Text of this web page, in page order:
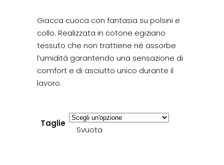
Giacca cuoca con fantasia su polsini e
collo. Realizzata in cotone egiziano
tessuto che non trattiene né assorbe
l’umidità garantendo una sensazione di
comfort e di asciutto unico durante il
lavoro.
Taglie
Svuota